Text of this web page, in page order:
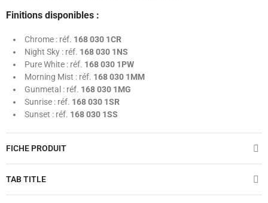
Finitions disponibles :
Chrome : réf. 168 030 1CR
Night Sky : réf. 168 030 1NS
Pure White : réf. 168 030 1PW
Morning Mist : réf. 168 030 1MM
Gunmetal : réf. 168 030 1MG
Sunrise : réf. 168 030 1SR
Sunset : réf. 168 030 1SS
FICHE PRODUIT
TAB TITLE